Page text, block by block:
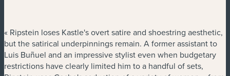
« Ripstein loses Kastle's overt satire and shoestring aesthetic,
but the satirical underpinnings remain. A former assistant to
Luis Buñuel and an impressive stylist even when budgetary
restrictions have clearly limited him to a handful of sets,